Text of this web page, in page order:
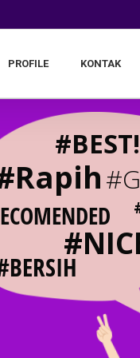
PROFILE KONTAK
#BEST!